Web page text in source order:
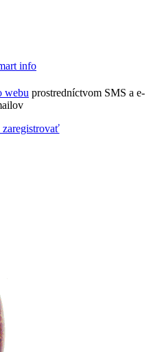
webu prostredníctvom SMS a e-
zaregistrovať